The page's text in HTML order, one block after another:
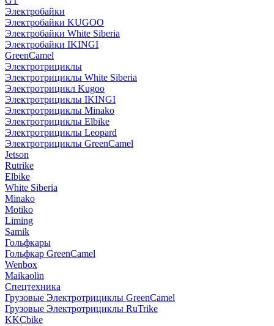
Электробайки
Электробайки KUGOO
Электробайки White Siberia
Электробайки IKINGI
GreenCamel
Электротрициклы
Электротрициклы White Siberia
Электротрицикл Kugoo
Электротрициклы IKINGI
Электротрициклы Minako
Электротрициклы Elbike
Электротрициклы Leopard
Электротрициклы GreenCamel
Jetson
Rutrike
Elbike
White Siberia
Minako
Motiko
Liming
Samik
Гольфкары
Гольфкар GreenCamel
Wenbox
Maikaolin
Спецтехника
Грузовые Электротрициклы GreenCamel
Грузовые Электротрициклы RuTrike
KKCbike